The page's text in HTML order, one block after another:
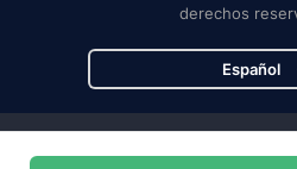
derechos
Español